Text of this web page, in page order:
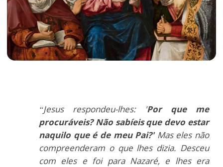
“Jesus respondeu-lhes: 'Por que me
procuráveis? Não sabíeis que devo estar
naquilo que é de meu Pai?' Mas eles não
compreenderam o que lhes dizia. Desceu
com eles e foi para Nazaré, e lhes era